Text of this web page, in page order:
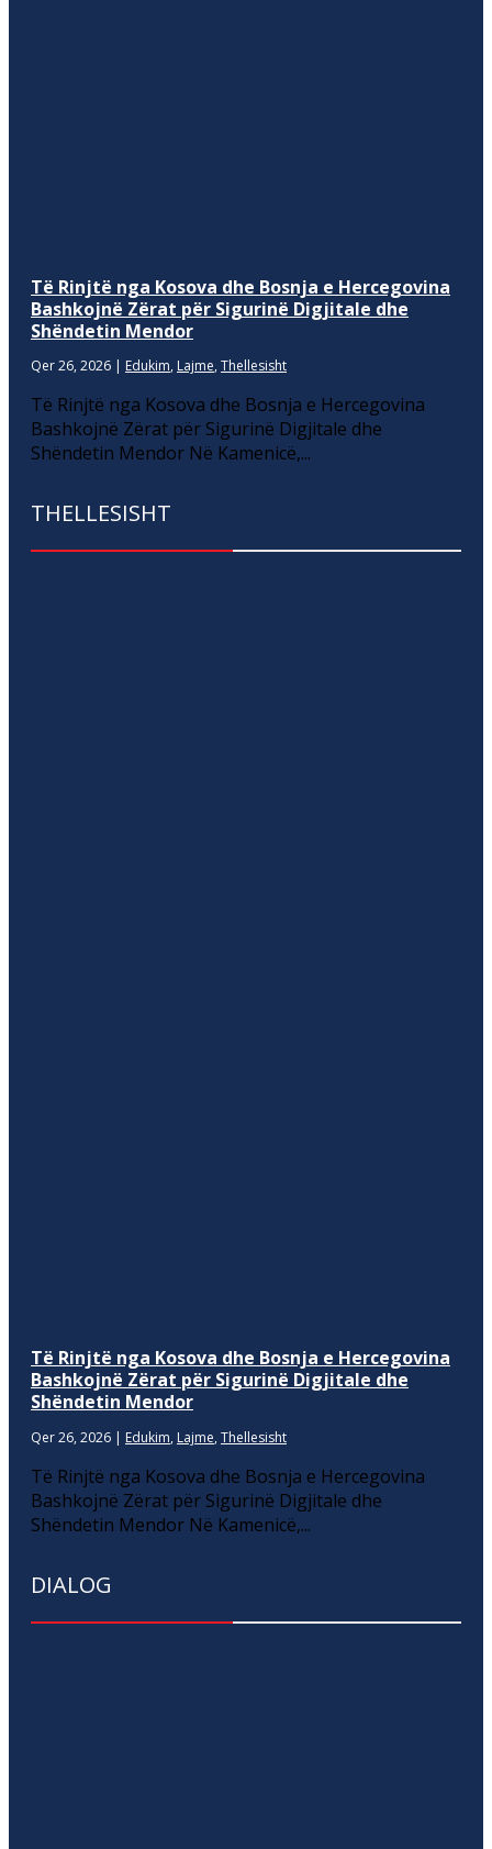
Të Rinjtë nga Kosova dhe Bosnja e Hercegovina
Bashkojnë Zërat për Sigurinë Digjitale dhe
Shëndetin Mendor
Qer 26, 2026 | Edukim, Lajme, Thellesisht
Të Rinjtë nga Kosova dhe Bosnja e Hercegovina
Bashkojnë Zërat për Sigurinë Digjitale dhe
Shëndetin Mendor Në Kamenicë,...
THELLESISHT
Të Rinjtë nga Kosova dhe Bosnja e Hercegovina
Bashkojnë Zërat për Sigurinë Digjitale dhe
Shëndetin Mendor
Qer 26, 2026 | Edukim, Lajme, Thellesisht
Të Rinjtë nga Kosova dhe Bosnja e Hercegovina
Bashkojnë Zërat për Sigurinë Digjitale dhe
Shëndetin Mendor Në Kamenicë,...
DIALOG